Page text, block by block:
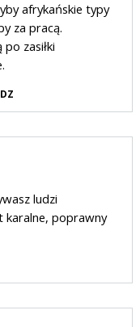
afrykańskie typy
za pracą.
zasiłki
ludzi
karalne, poprawny